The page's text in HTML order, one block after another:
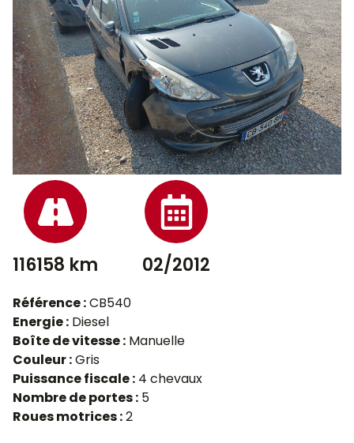
116158 km 02/2012
Référence :CB540
Energie : Diesel
Boîte de vitesse : Manuelle
Couleur :Gris
Puissance fiscale : 4 chevaux
Nombre de portes : 5
Roues motrices :2